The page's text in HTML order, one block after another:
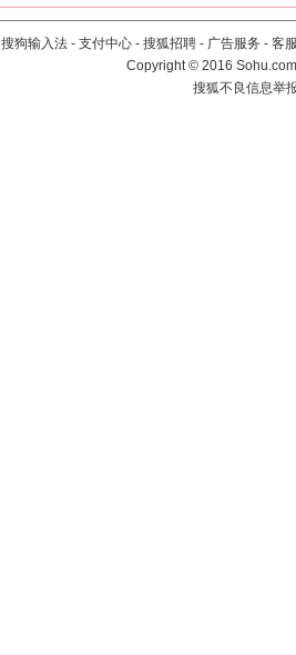
搜狗输入法 - 支付中心 - 搜狐招聘 - 广告服务 - 客
Copyright©2016
搜狐不良信息举